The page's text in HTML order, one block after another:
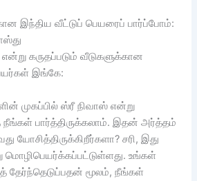
இந்திய வீட்டுப் பெயரைப் பார்ப்போம்:
கருதப்படும் வீடுகளுக்கான
இங்கே:
முகப்பில் ஸ்ரீ நிவாஸ் என்று
நீங்கள் பார்த்திருக்கலாம். இதன் அர்த்தம்
யோசித்திருக்கிறீர்களா? சரி, இது
மொழிபெயர்க்கப்பட்டுள்ளது. உங்கள்
தேர்ந்தெடுப்பதன் மூலம், நீங்கள்